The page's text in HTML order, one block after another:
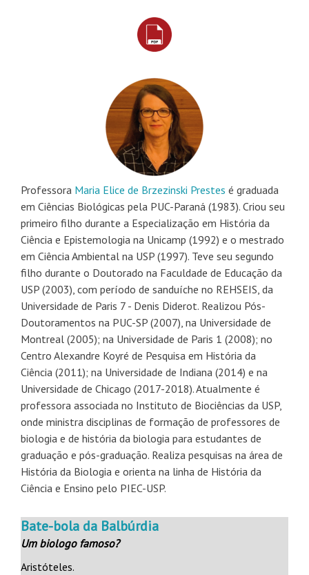
Professora Maria Elice de Brzezinski Prestes é graduada
em Ciências Biológicas pela PUC-Paraná (1983). Criou seu
primeiro filho durante a Especialização em História da
Ciência e Epistemologia na Unicamp (1992) e o mestrado
em Ciência Ambiental na USP (1997). Teve seu segundo
filho durante o Doutorado na Faculdade de Educação da
USP (2003), com período de sanduíche no REHSEIS, da
Universidade de Paris 7 - Denis Diderot. Realizou Pós-
Doutoramentos na PUC-SP (2007), na Universidade de
Montreal (2005); na Universidade de Paris 1 (2008); no
Centro Alexandre Koyré de Pesquisa em História da
Ciência (2011); na Universidade de Indiana (2014) e na
Universidade de Chicago (2017-2018). Atualmente é
professora associada no Instituto de Biociências da USP,
onde ministra disciplinas de formação de professores de
biologia e de história da biologia para estudantes de
graduação e pós-graduação. Realiza pesquisas na área de
História da Biologia e orienta na linha de História da
Ciência e Ensino pelo PIEC-USP.
Bate-bola da Balbúrdia
Um biologo famoso?
Aristóteles.